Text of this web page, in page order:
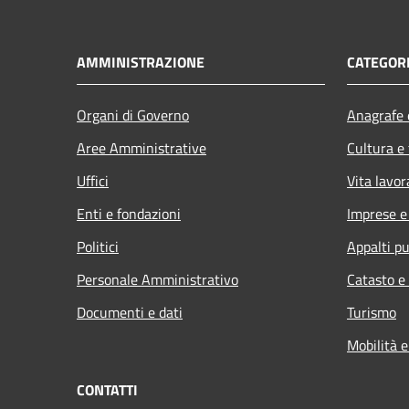
AMMINISTRAZIONE
Organi di Governo
Aree Amministrative
Uffici
Enti e fondazioni
Politici
Personale Amministrativo
Documenti e dati
Cultura
Vita
Imprese
Appalti
Catasto
Turismo
Mobilità
CONTATTI